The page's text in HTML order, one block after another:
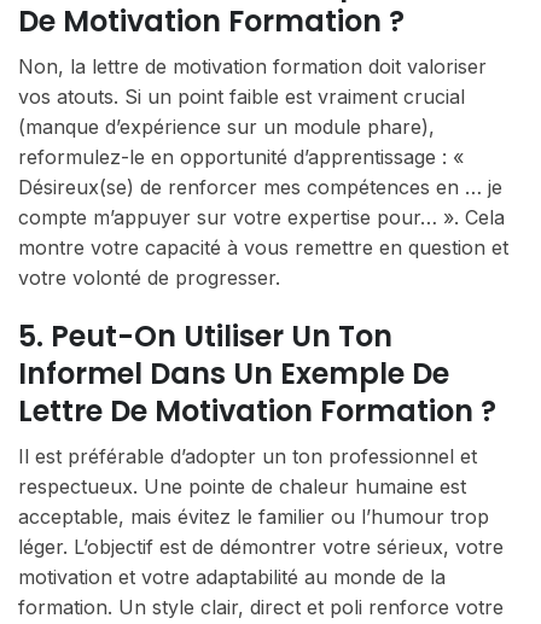
De Motivation Formation ?
Non, la lettre de motivation formation doit valoriser
vos atouts. Si un point faible est vraiment crucial
(manque d’expérience sur un module phare),
reformulez-le en opportunité d’apprentissage : «
Désireux(se) de renforcer mes compétences en … je
compte m’appuyer sur votre expertise pour… ». Cela
montre votre capacité à vous remettre en question et
votre volonté de progresser.
5. Peut-On Utiliser Un Ton
Informel Dans Un Exemple De
Lettre De Motivation Formation ?
Il est préférable d’adopter un ton professionnel et
respectueux. Une pointe de chaleur humaine est
acceptable, mais évitez le familier ou l’humour trop
léger. L’objectif est de démontrer votre sérieux, votre
motivation et votre adaptabilité au monde de la
formation. Un style clair, direct et poli renforce votre